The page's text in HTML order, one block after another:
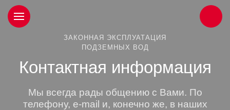
ЗАКОННАЯ ЭКСПЛУАТАЦИЯ
ПОДЗЕМНЫХ ВОД
Контактная информация
Мы всегда рады общению с Вами. По
телефону, e-mail и, конечно же, в наших